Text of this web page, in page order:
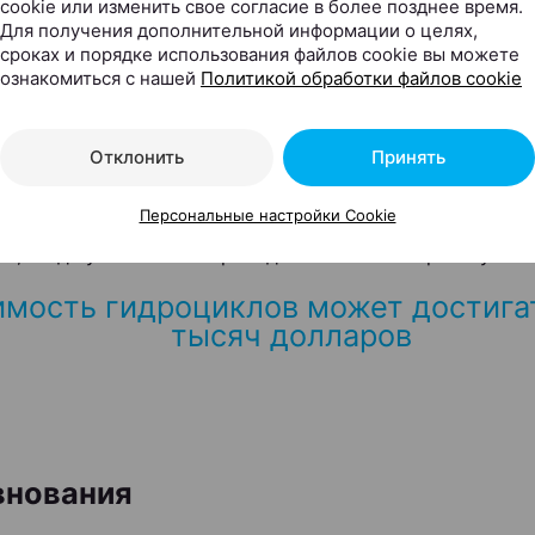
за 22-24 тысячи долларов, но, чтобы она
её тюнингуют. В итоге количество
возрастает! Некоторые экземпляры за 3 секунды
суперкары могут достигать стоимости и в 100
на сумму около 10-ти тысяч долларов. Когда что-
гидроциклов может
тысяч долларов
cookie или изменить свое согласие в более позднее время.
Для получения дополнительной информации о целях,
сроках и порядке использования файлов cookie вы можете
ознакомиться с нашей Политикой обработки файлов cookie
Отклонить Принять
Персональные настройки Cookie